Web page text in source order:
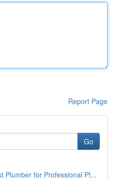
Report Page
Go
Plumber for Professional Pl...